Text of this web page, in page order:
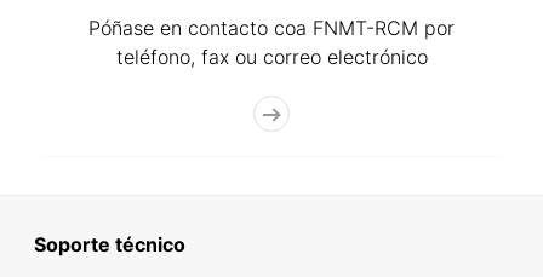
Póñase en contacto coa FNMT-RCM por
teléfono, fax ou correo electrónico
Soporte técnico